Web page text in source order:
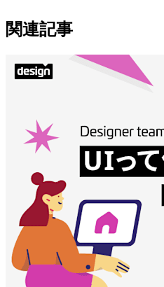
関連記事